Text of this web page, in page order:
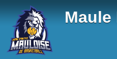
Maule
Panneau de gestion des cookies